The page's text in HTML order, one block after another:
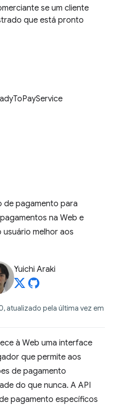
se um cliente
que está pronto
de pagamento para
na Web e
melhor aos
Yuichi Araki
atualizado pela última vez em
à Web uma interface
que permite aos
de pagamento
do que nunca. A API
pagamento específicos